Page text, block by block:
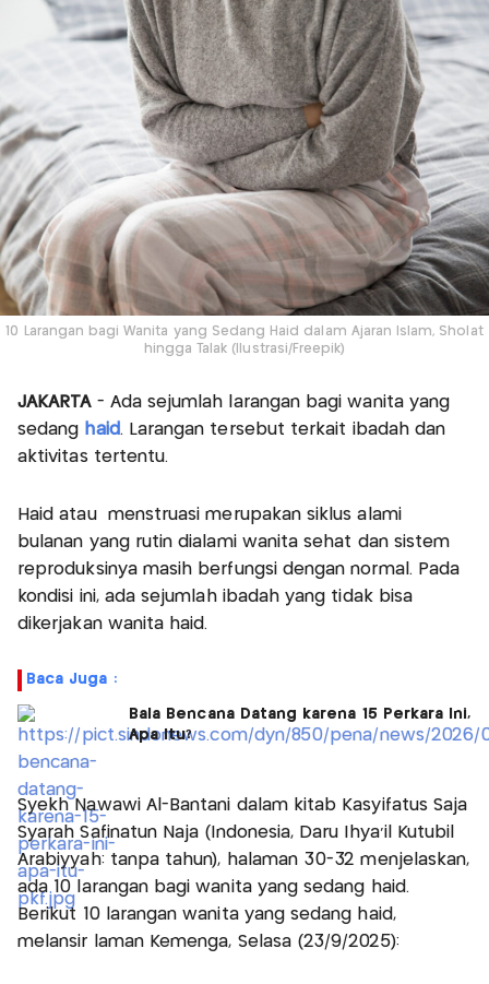
10 Larangan bagi Wanita yang Sedang Haid dalam Ajaran Islam, Sholat
hingga Talak (Ilustrasi/Freepik)
JAKARTA- Ada sejumlah larangan bagi wanita yang
sedang haid. Larangan tersebut terkait ibadah dan
aktivitas tertentu.
Haid atau menstruasi merupakan siklus alami
bulanan yang rutin dialami wanita sehat dan sistem
reproduksinya masih berfungsi dengan normal. Pada
kondisi ini, ada sejumlah ibadah yang tidak bisa
dikerjakan wanita haid.
Baca Juga :
Bala Bencana Datang karena 15 Perkara Ini,
Apa Itu?
Syekh Nawawi Al-Bantani dalam kitab Kasyifatus Saja
Syarah Safinatun Naja (Indonesia, Daru Ihya'il Kutubil
Arabiyyah: tanpa tahun), halaman 30-32 menjelaskan,
ada 10 larangan bagi wanita yang sedang haid.
Berikut 10 larangan wanita yang sedang haid,
melansir laman Kemenga, Selasa (23/9/2025):